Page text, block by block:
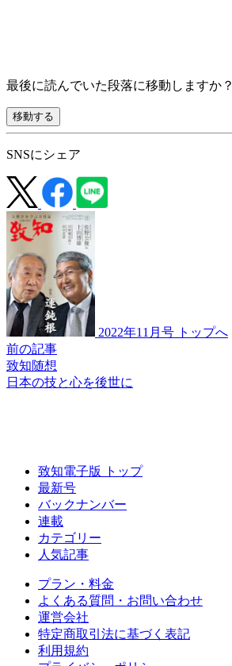
最後に読んでいた段落に移動しますか？
移動する
SNSにシェア
2022年11月号 トップへ
前の記事
致知随想
日本の技と心を後世に
致知電子版 トップ
最新号
バックナンバー
連載
カテゴリー
人気記事
プラン・料金
よくある質問・お問い合わせ
運営会社
特定商取引法に基づく表記
利用規約